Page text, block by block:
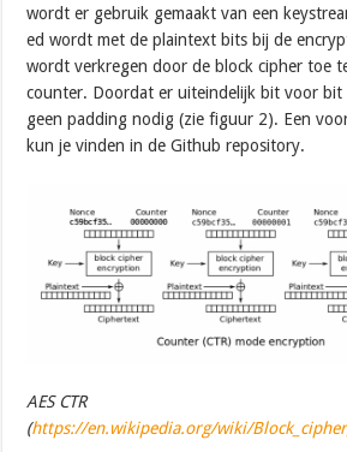
wordt er gebruik gemaakt van een
ed wordt met de plaintext bits bij de
wordt verkregen door de block cipher toe
counter. Doordat er uiteindelijk bit voor bit
geen padding nodig (zie figuur 2). Een
kun je vinden in de Github repository.
AES CTR
(https://en.wikipedia.org/wiki/